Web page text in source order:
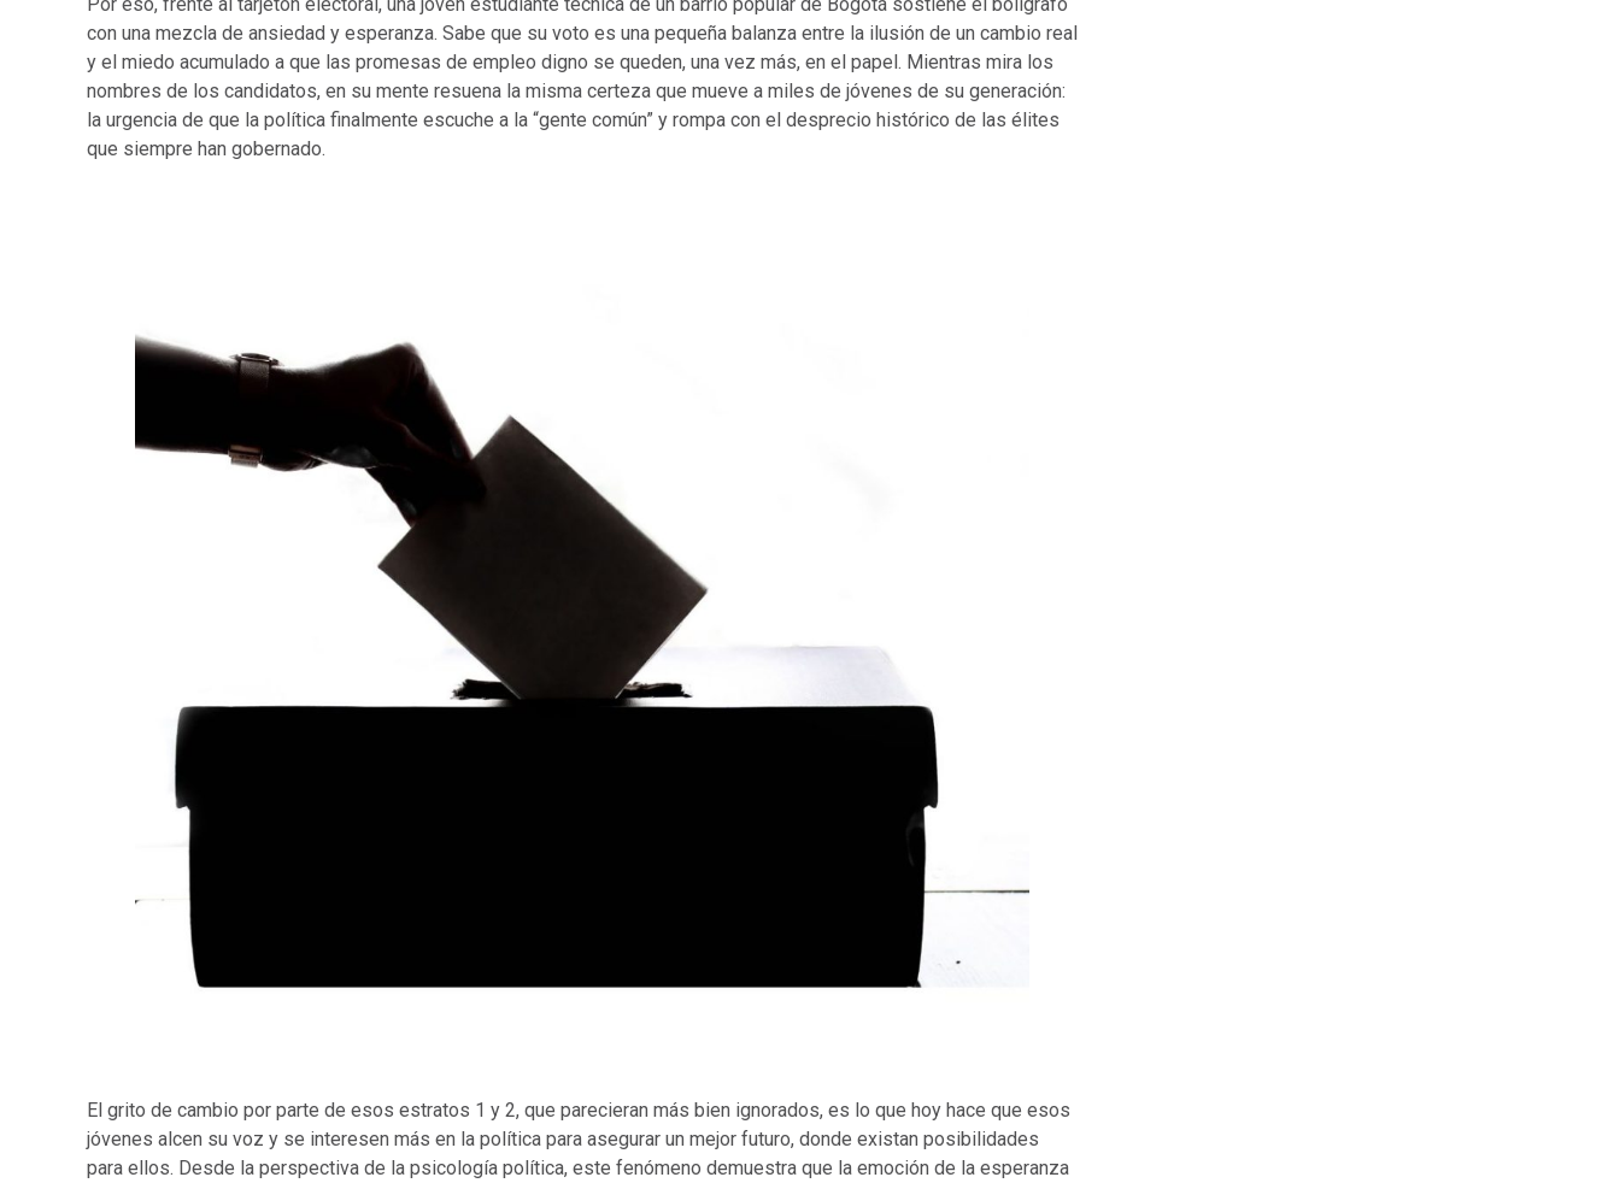
con una mezcla de ansiedad y esperanza. Sabe que su voto es una pequeña balanza entre la ilusión de un cambio real
y el miedo acumulado a que las promesas de empleo digno se queden, una vez más, en el papel. Mientras mira los
nombres de los candidatos, en su mente resuena la misma certeza que mueve a miles de jóvenes de su generación:
la urgencia de que la política finalmente escuche a la “gente común” y rompa con el desprecio histórico de las élites
que siempre han gobernado.
El grito de cambio por parte de esos estratos 1 y 2, que parecieran más bien ignorados, es lo que hoy hace que esos
jóvenes alcen su voz y se interesen más en la política para asegurar un mejor futuro, donde existan posibilidades
para ellos. Desde la perspectiva de la psicología política, este fenómeno demuestra que la emoción de la esperanza